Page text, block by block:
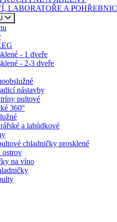
LABORATOŘE A
- 1 dveře
- 2-3 dveře
nástavby
pultové
360°
a lahůdkové
chladničky prosklené
ostrov
na víno